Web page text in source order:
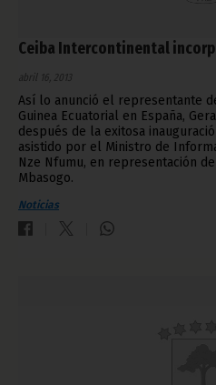
Ceiba Intercontinental
abril 16, 2013
Así lo anunció el representante
Guinea Ecuatorial en España,
después de la exitosa
asistido por el Ministro de
Nze Nfumu, en representación de
Mbasogo.
Noticias